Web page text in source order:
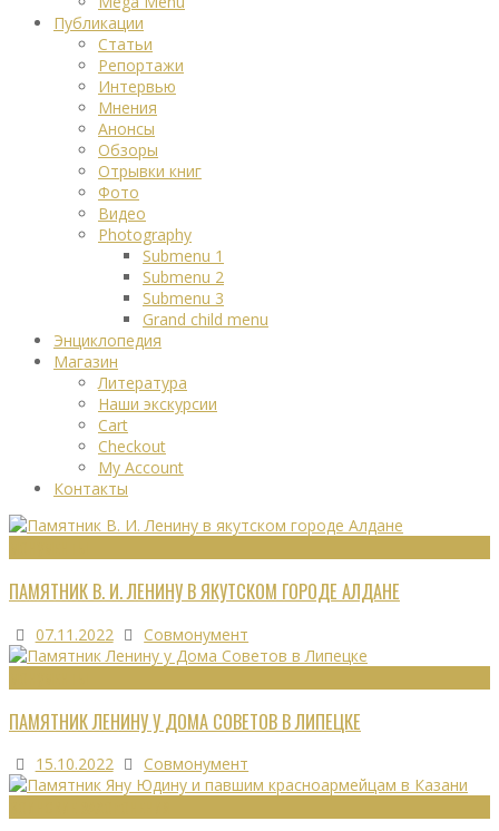
Публикации
Статьи
Репортажи
Интервью
Мнения
Анонсы
Обзоры
Отрывки книг
Фото
Видео
Photography
Submenu 1
Submenu 2
Submenu 3
Grand child menu
Энциклопедия
Магазин
Литература
Наши экскурсии
Cart
Checkout
My Account
Контакты
ПАМЯТНИК В. И. ЛЕНИНУ В ЯКУТСКОМ ГОРОДЕ АЛДАНЕ
07.11.2022 Совмонумент
ПАМЯТНИК ЛЕНИНУ У ДОМА СОВЕТОВ В ЛИПЕЦКЕ
15.10.2022 Совмонумент